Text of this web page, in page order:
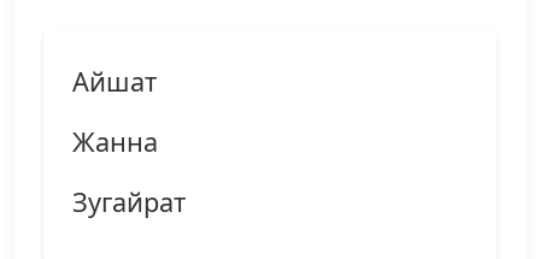
Айшат
Жанна
Зугайрат